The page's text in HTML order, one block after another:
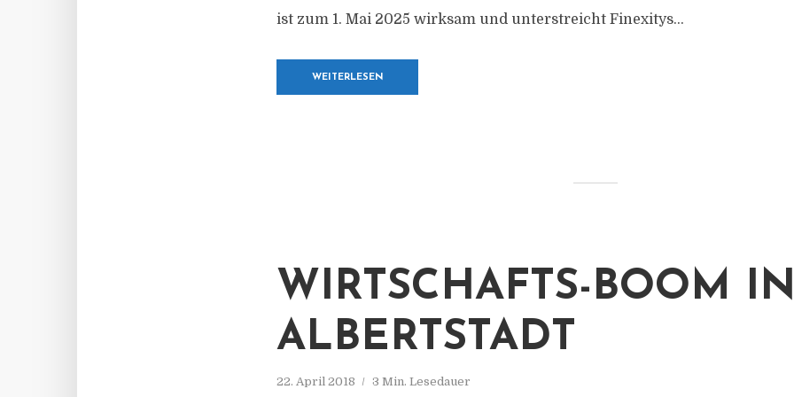
ist zum 1. Mai 2025 wirksam und unterstreicht Finexitys...
WEITERLESEN
WIRTSCHAFTS-BOOM
ALBERTSTADT
22. April 2018 3 Min. Lesedauer